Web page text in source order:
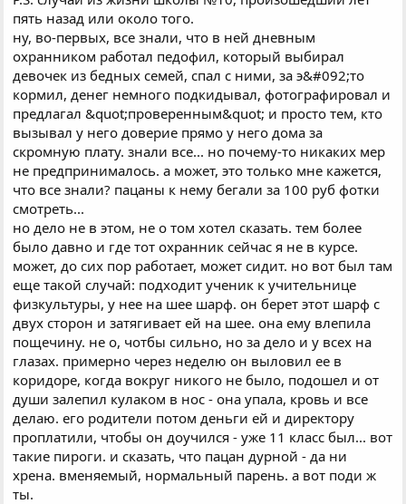
пять назад или около того.
ну, во-первых, все знали, что в ней дневным
охранником работал педофил, который выбирал
девочек из бедных семей, спал с ними, за э&#092;то
кормил, денег немного подкидывал, фотографировал и
предлагал &quot;проверенным&quot; и просто тем, кто
вызывал у него доверие прямо у него дома за
скромную плату. знали все... но почему-то никаких мер
не предпринималось. а может, это только мне кажется,
что все знали? пацаны к нему бегали за 100 руб фотки
смотреть...
но дело не в этом, не о том хотел сказать. тем более
было давно и где тот охранник сейчас я не в курсе.
может, до сих пор работает, может сидит. но вот был там
еще такой случай: подходит ученик к учительнице
физкультуры, у нее на шее шарф. он берет этот шарф с
двух сторон и затягивает ей на шее. она ему влепила
пощечину. не о, чотбы сильно, но за дело и у всех на
глазах. примерно через неделю он выловил ее в
коридоре, когда вокруг никого не было, подошел и от
души залепил кулаком в нос - она упала, кровь и все
делаю. его родители потом деньги ей и директору
проплатили, чтобы он доучился - уже 11 класс был... вот
такие пироги. и сказать, что пацан дурной - да ни
хрена. вменяемый, нормальный парень. а вот поди ж
ты.